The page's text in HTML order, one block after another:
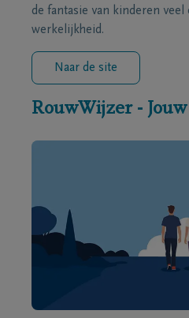
de fantasie van kinderen veel
werkelijkheid.
Naar de site
RouwWijzer -